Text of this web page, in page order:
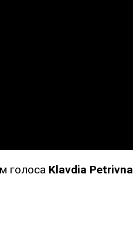
голоса Klavdia Petrivna